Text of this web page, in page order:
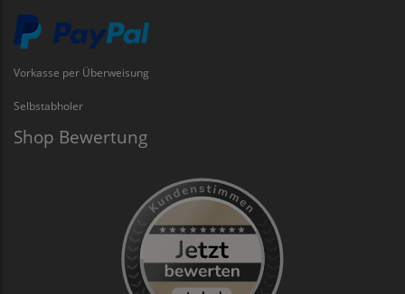
Vorkasse per Überweisung
Selbstabholer
Shop Bewertung